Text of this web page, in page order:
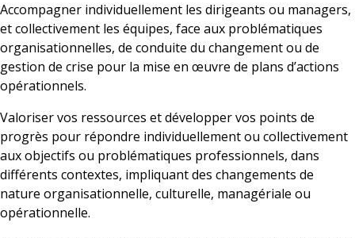
Accompagner individuellement les dirigeants ou managers,
et collectivement les équipes, face aux problématiques
organisationnelles, de conduite du changement ou de
gestion de crise pour la mise en œuvre de plans d’actions
opérationnels.
Valoriser vos ressources et développer vos points de
progrès pour répondre individuellement ou collectivement
aux objectifs ou problématiques professionnels, dans
différents contextes, impliquant des changements de
nature organisationnelle, culturelle, managériale ou
opérationnelle.